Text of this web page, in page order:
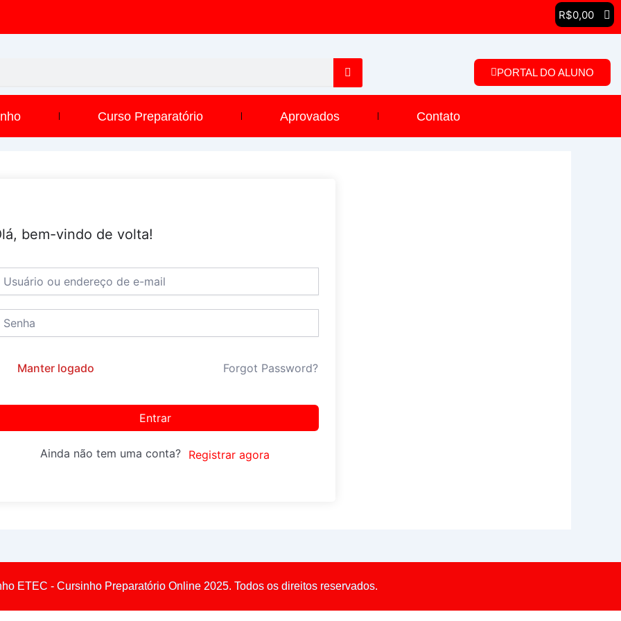
R$0,00
PORTAL DO ALUNO
Curso Preparatório Aprovados Contato
bem-vindo de volta!
Manter logado Forgot Password?
Entrar
Ainda não tem uma conta? Registrar agora
ETEC - Cursinho Preparatório Online 2025. Todos os direitos reservados.